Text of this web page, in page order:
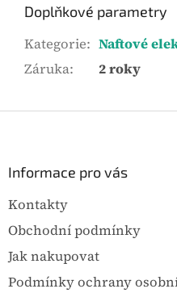
Doplňkové parametry
Kategorie: Naftové
Záruka: 2 roky
Informace pro vás
Kontakty
Obchodní podmínky
Jak nakupovat
Podmínky ochrany